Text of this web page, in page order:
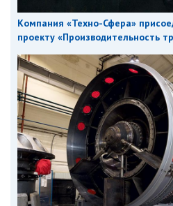
Компания «Техно-Сфера»
проекту «Производительность